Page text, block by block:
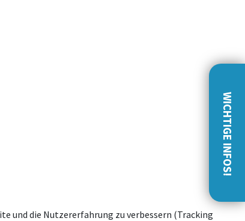
WICHTIGE INFOS!
und die Nutzererfahrung zu verbessern (Tracking